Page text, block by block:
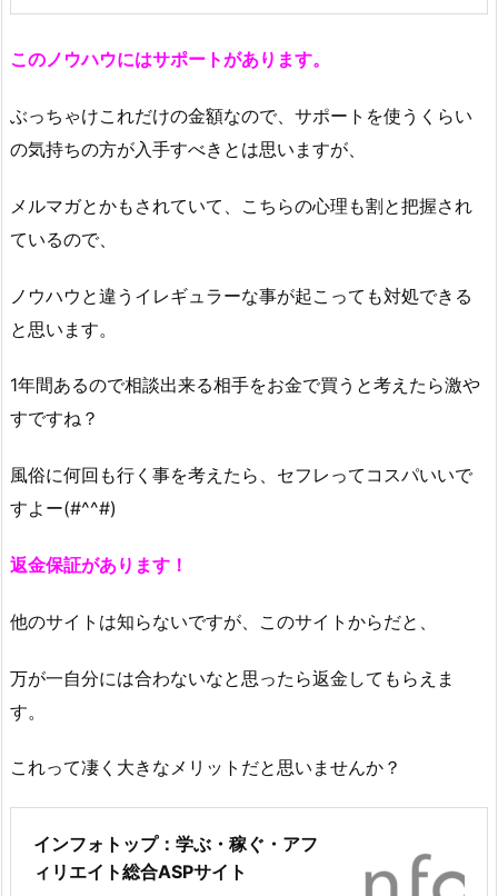
このノウハウにはサポートがあります。
ぶっちゃけこれだけの金額なので、サポートを使うくらい
の気持ちの方が入手すべきとは思いますが、
メルマガとかもされていて、こちらの心理も割と把握され
ているので、
ノウハウと違うイレギュラーな事が起こっても対処できる
と思います。
1年間あるので相談出来る相手をお金で買うと考えたら激や
すですね？
風俗に何回も行く事を考えたら、セフレってコスパいいで
すよー(#^^#)
返金保証があります！
他のサイトは知らないですが、このサイトからだと、
万が一自分には合わないなと思ったら返金してもらえま
す。
これって凄く大きなメリットだと思いませんか？
インフォトップ：学ぶ・稼ぐ・アフ
ィリエイト総合ASPサイト